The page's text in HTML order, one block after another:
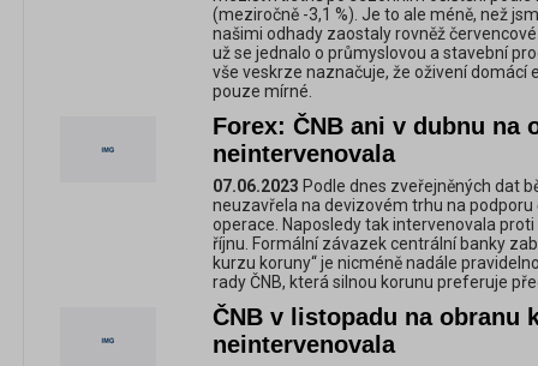
(meziročně -3,1 %). Je to ale méně, než
našimi odhady zaostaly rovněž
už se jednalo o průmyslovou a stavební
vše veskrze naznačuje, že oživení
pouze mírné.
Forex: ČNB ani v dubnu na
neintervenovala
07.06.2023 Podle dnes zveřejněných dat
neuzavřela na devizovém trhu na
operace. Naposledy tak intervenovala
říjnu. Formální závazek centrální banky
kurzu koruny“ je nicméně nadále
rady ČNB, která silnou korunu preferuje
ČNB v listopadu na obranu
neintervenovala